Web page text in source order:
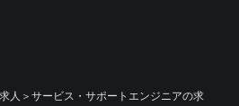
人 ＞ サービス・サポートエンジニアの求